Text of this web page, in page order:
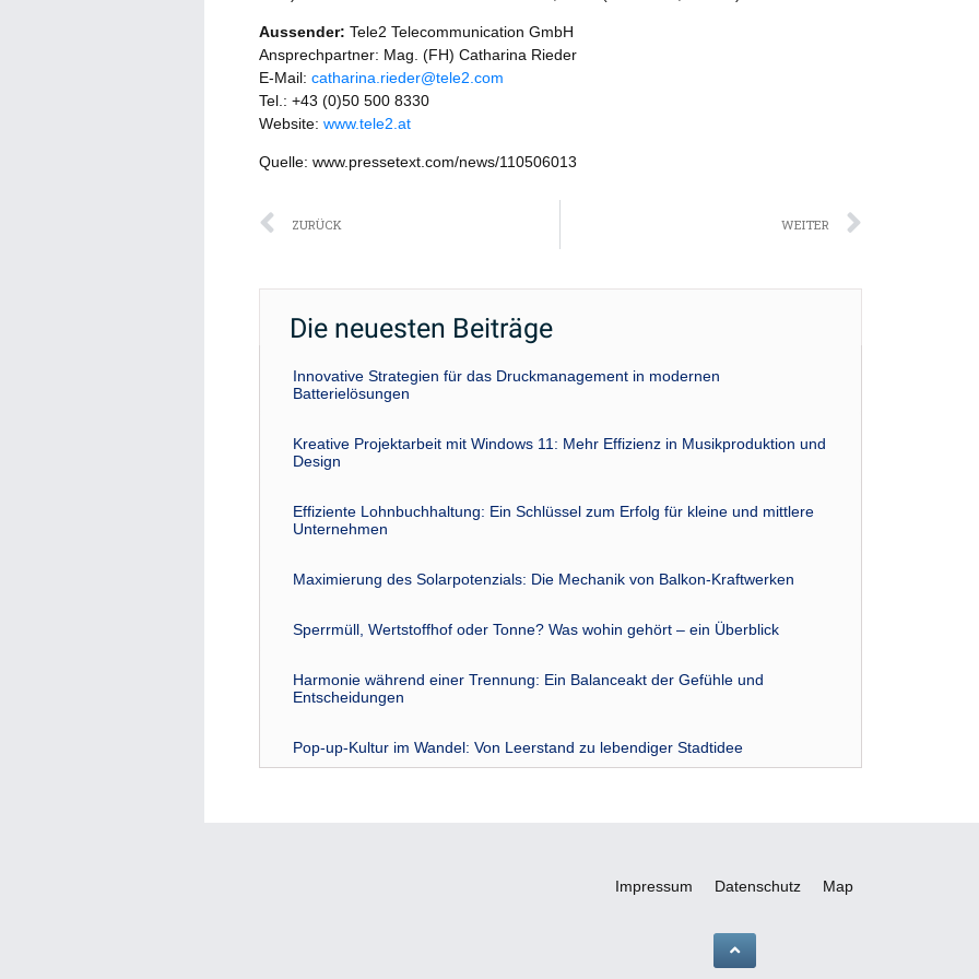
Aussender: Tele2 Telecommunication GmbH
Ansprechpartner: Mag. (FH) Catharina Rieder
E-Mail: catharina.rieder@tele2.com
Tel.: +43 (0)50 500 8330
Website: www.tele2.at
Quelle: www.pressetext.com/news/110506013
Zurück
ZURÜCK WEITER
Die neuesten Beiträge
Innovative Strategien für das Druckmanagement in modernen
Batterielösungen
Kreative Projektarbeit mit Windows 11: Mehr Effizienz in Musikproduktion und
Design
Effiziente Lohnbuchhaltung: Ein Schlüssel zum Erfolg für kleine und mittlere
Unternehmen
Maximierung des Solarpotenzials: Die Mechanik von Balkon-Kraftwerken
Sperrmüll, Wertstoffhof oder Tonne? Was wohin gehört – ein Überblick
Harmonie während einer Trennung: Ein Balanceakt der Gefühle und
Entscheidungen
Pop-up-Kultur im Wandel: Von Leerstand zu lebendiger Stadtidee
Impressum Datenschutz Map